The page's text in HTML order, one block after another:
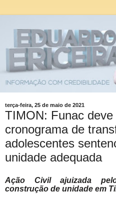
terça-feira, 25 de maio de 2021
TIMON: Funac
cronograma de
adolescentes
unidade adequada
Ação Civil ajuizada
construção de unidade em